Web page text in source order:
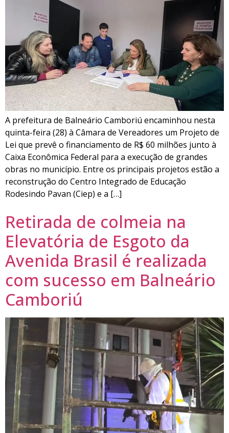
A prefeitura de Balneário Camboriú encaminhou nesta
quinta-feira (28) à Câmara de Vereadores um Projeto de
Lei que prevê o financiamento de R$ 60 milhões junto à
Caixa Econômica Federal para a execução de grandes
obras no município. Entre os principais projetos estão a
reconstrução do Centro Integrado de Educação
Rodesindo Pavan (Ciep) e a […]
Retirada de colmeia na
Elevatória de Esgoto da
Avenida Brasil é realizada
com sucesso em Balneário
Camboriú